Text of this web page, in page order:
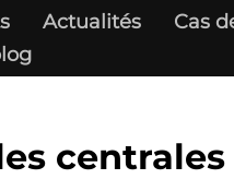
Actualités Cas